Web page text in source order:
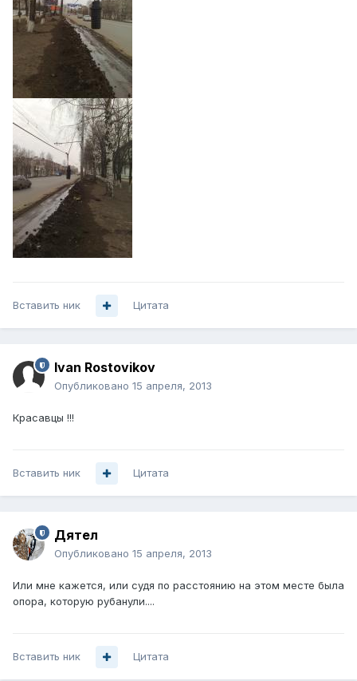
Вставить ник Цитата
Ivan Rostovikov
Опубликовано 15 апреля, 2013
Красавцы !!!
Вставить ник Цитата
Дятел
Опубликовано 15 апреля, 2013
Или мне кажется, или судя по расстоянию на этом месте была
опора, которую рубанули....
Вставить ник Цитата